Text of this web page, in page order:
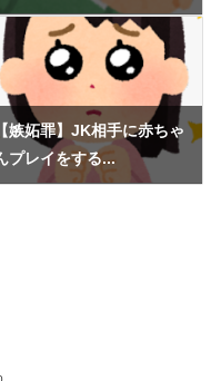
嫉妬罪】JK相手に赤ちゃ
プレイをする...